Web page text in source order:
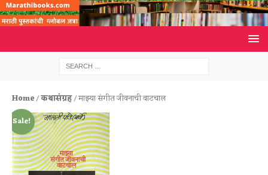
Home/कथासंग्रह/ माझ्या संगीत जीवनाची वाटचाल
Sale!